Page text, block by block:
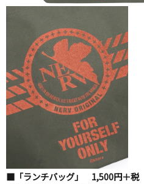
■「ランチバッグ」 1,500円＋税